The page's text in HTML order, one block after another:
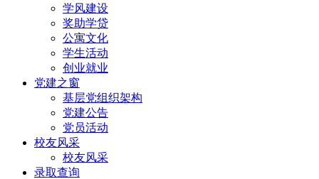
学风建设
奖助学贷
公寓文化
学生活动
创业就业
党建之窗
基层党组织架构
党建公告
党员活动
校友风采
校友风采
录取查询